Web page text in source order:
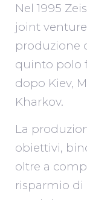
Nel 1995
joint
produzione
quinto polo
dopo Kiev,
Kharkov.
La
obiettivi,
oltre a
risparmio di